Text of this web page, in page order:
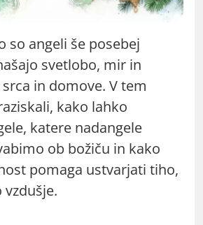
so angeli še posebej
svetlobo, mir in
in domove. V tem
kako lahko
katere nadangele
ob božiču in kako
pomaga ustvarjati tiho,